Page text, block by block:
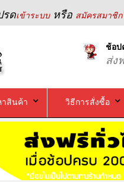
รดเข้าระบบหรือ สมัครสมาชิก
ช้อป
ส่ง
สินค้า วิธีการสั่งซื้อ